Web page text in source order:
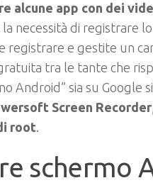
alcune app con dei
necessità di registrare
registrare e gestite un
tra le tante che
Android” sia su Google
Screen Recorder
root.
schermo